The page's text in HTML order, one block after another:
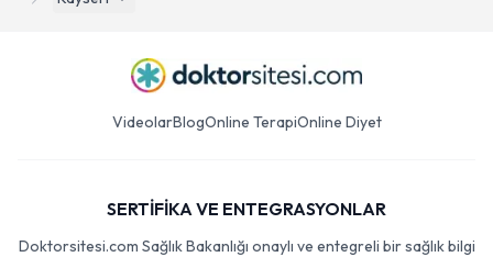
VideolarBlogOnline TerapiOnline Diyet
SERTİFİKA VE ENTEGRASYONLAR
Doktorsitesi.com Sağlık Bakanlığı onaylı ve entegreli bir sağlık bilgi